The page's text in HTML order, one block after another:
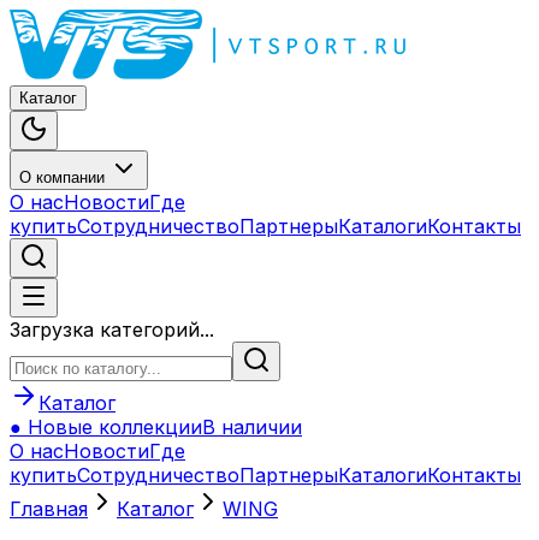
Каталог
О компании
О насНовостиГде
купитьСотрудничествоПартнерыКаталогиКонтакты
Загрузка категорий...
Каталог
● Новые коллекцииВ наличии
О насНовостиГде
купитьСотрудничествоПартнерыКаталогиКонтакты
Главная
Каталог WING